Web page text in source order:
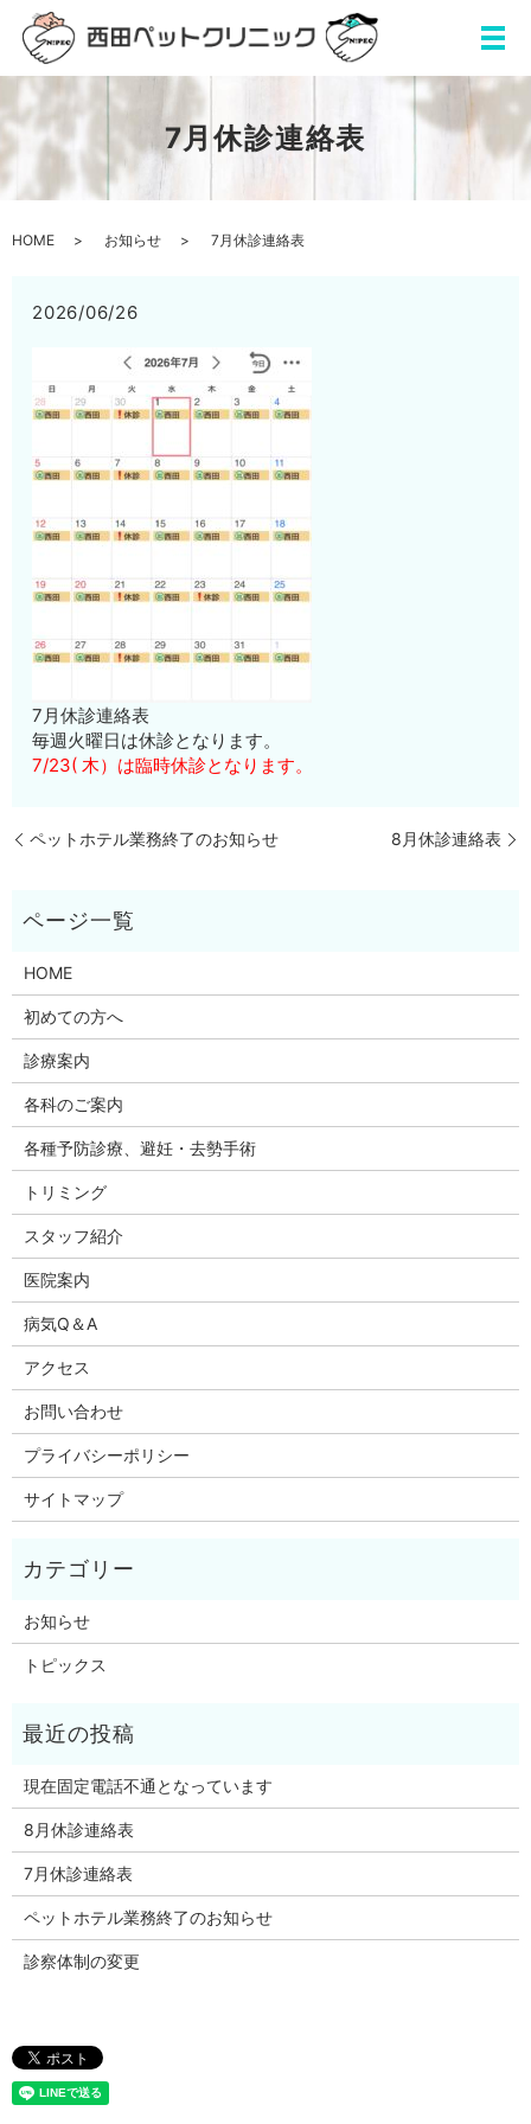
7月休診連絡表
HOME お知らせ 7月休診連絡表
2026/06/26
7月休診連絡表
毎週火曜日は休診となります。
7/23( 木）は臨時休診となります。
ペットホテル業務終了のお知らせ 8月休診連絡表
HOME
初めての方へ
診療案内
各科のご案内
各種予防診療、避妊・去勢手術
トリミング
スタッフ紹介
医院案内
病気Q＆A
アクセス
お問い合わせ
プライバシーポリシー
サイトマップ
お知らせ
トピックス
現在固定電話不通となっています
8月休診連絡表
7月休診連絡表
ペットホテル業務終了のお知らせ
診察体制の変更